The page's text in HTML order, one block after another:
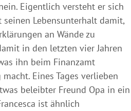
Eigentlich versteht er sich
Lebensunterhalt damit,
an Wände zu
in den letzten vier Jahren
ihn beim Finanzamt
Eines Tages verlieben
beleibter Freund Opa in ein
ist ähnlich